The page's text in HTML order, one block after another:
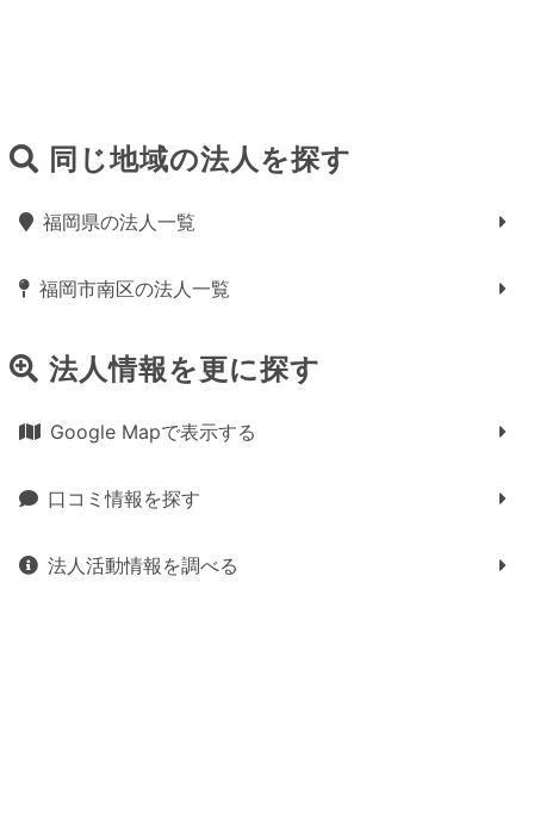
同じ地域の法人を探す
福岡県の法人一覧
福岡市南区の法人一覧
法人情報を更に探す
Google Mapで表示する
口コミ情報を探す
法人活動情報を調べる